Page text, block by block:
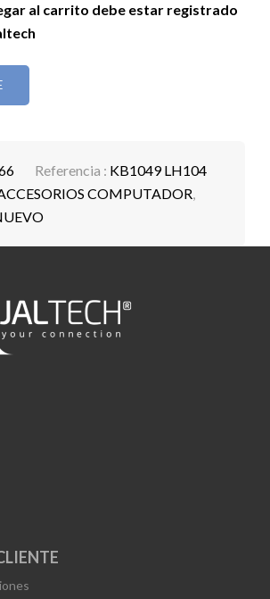
Bluetooth 5.3 + 2.4GHz con receptor
con un solo mouse.
1200/1600/2400) para mayor
para mejor funcionalidad.
con carga USB Tipo C.
en un solo dispositivo.
al carrito debe estar registrado
Referencia : KB1049 LH104
COMPUTADOR